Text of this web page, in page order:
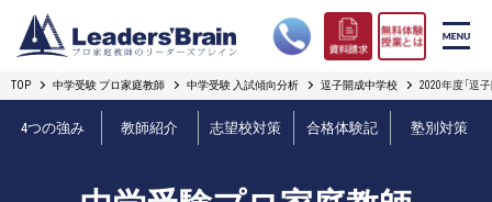
リーダーズブレインの強み
TOP 中学受験 プロ家庭教師 中学受験 入試傾向分析 逗子開成中学校 2020年度「逗
4つの強み 教師紹介 志望校対策 合格体験記 塾別対策